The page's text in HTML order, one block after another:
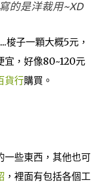
的是洋裁用~XD
梭子一顆大概5元，
宜，好像80~120元
貨行購買。
一些東西，其他也可
，裡面有包括各個工